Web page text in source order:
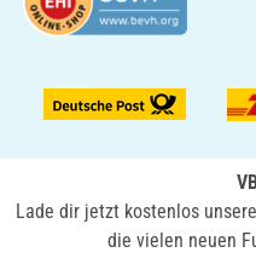
Lade dir jetzt kostenlos
die vielen neuen